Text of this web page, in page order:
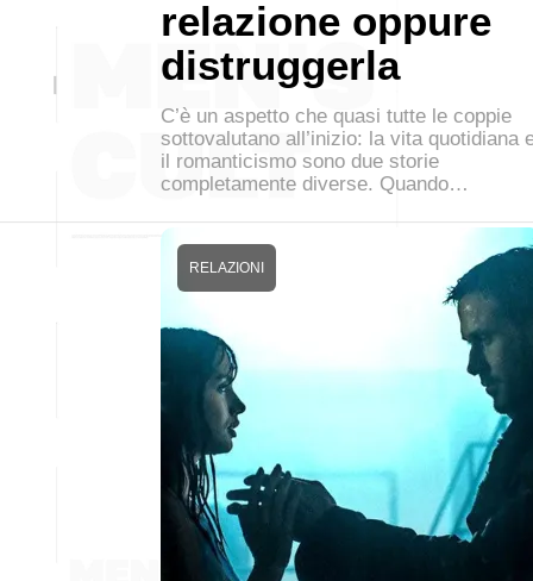
relazione oppure
distruggerla
C’è un aspetto che quasi tutte le coppie
sottovalutano all’inizio: la vita quotidiana
il romanticismo sono due storie
completamente diverse. Quando…
RELAZIONI